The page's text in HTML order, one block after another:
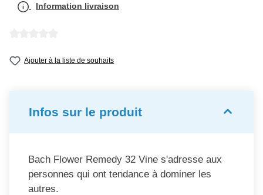
Information livraison
Ajouter à la liste de souhaits
Infos sur le produit
Bach Flower Remedy 32 Vine s'adresse aux
personnes qui ont tendance à dominer les
autres.